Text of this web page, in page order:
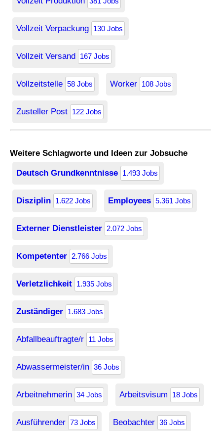
Vollzeit Verpackung 130 Jobs
Vollzeit Versand 167 Jobs
Vollzeitstelle 58 Jobs Worker 108 Jobs
Zusteller Post 122 Jobs
Weitere Schlagworte und Ideen zur Jobsuche
Deutsch Grundkenntnisse 1.493 Jobs
Disziplin 1.622 Jobs Employees 5.361 Jobs
Externer Dienstleister 2.072 Jobs
Kompetenter 2.766 Jobs
Verletzlichkeit 1.935 Jobs
Zuständiger 1.683 Jobs
Abfallbeauftragte/r 11 Jobs
Abwassermeister/in 36 Jobs
Arbeitnehmerin 34 Jobs Arbeitsvisum 18 Jobs
Ausführender 73 Jobs Beobachter 36 Jobs